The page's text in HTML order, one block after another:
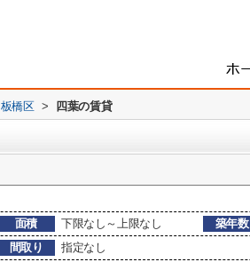
板橋区 > 四葉の賃貸
面積 下限なし～上限なし 築年数
間取り
指定なし